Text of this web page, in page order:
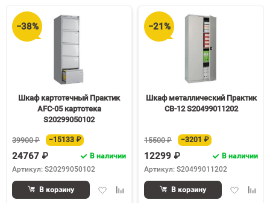
−38%
Шкаф картотечный Практик
AFC-05 картотека
S20299050102
39900 ₽ −15133 ₽
24767 ₽
В наличии
Артикул: S20299050102
ДобавитьДобавить
В корзину
−21%
Шкаф металлический Практик
СВ-12 S20499011202
15500 ₽ −3201 ₽
12299 ₽
В наличии
Артикул: S20499011202
Добавить
В корзину